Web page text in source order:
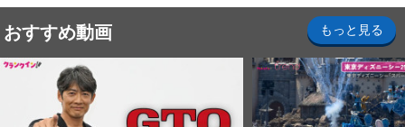
おすすめ動画 もっと見る